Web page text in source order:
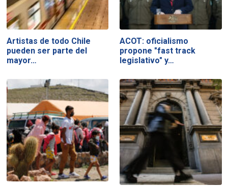
Artistas de todo Chile
pueden ser parte del
mayor…
ACOT: oficialismo
propone "fast track
legislativo" y…